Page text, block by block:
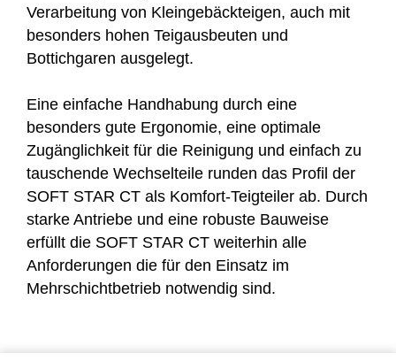
Verarbeitung von Kleingebäckteigen, auch mit
besonders hohen Teigausbeuten und
Bottichgaren ausgelegt.
Eine einfache Handhabung durch eine
besonders gute Ergonomie, eine optimale
Zugänglichkeit für die Reinigung und einfach zu
tauschende Wechselteile runden das Profil der
SOFT STAR CT als Komfort-Teigteiler ab. Durch
starke Antriebe und eine robuste Bauweise
erfüllt die SOFT STAR CT weiterhin alle
Anforderungen die für den Einsatz im
Mehrschichtbetrieb notwendig sind.